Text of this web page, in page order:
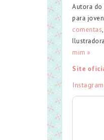
Autora do
para
comentas,
mim »
Site